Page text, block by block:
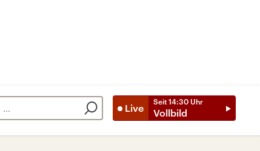
Live
Seit 14:30 Uhr
Vollbild